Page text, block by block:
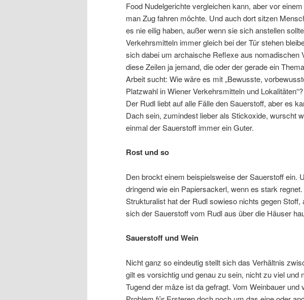
Food Nudelgerichte vergleichen kann, aber vor
man Zug fahren möchte. Und auch dort sitzen
es nie eilig haben, außer wenn sie sich anstellen
Verkehrsmitteln immer gleich bei der Tür stehen
sich dabei um archaische Reflexe aus nomadischen
diese Zeilen ja jemand, die oder der gerade ein
Arbeit sucht: Wie wäre es mit „Bewusste,
Platzwahl in Wiener Verkehrsmitteln und Lokalitäten“?
Der Rudl liebt auf alle Fälle den Sauerstoff, aber es
Dach sein, zumindest lieber als Stickoxide, wurscht
einmal der Sauerstoff immer ein Guter.
Rost und so
Den brockt einem beispielsweise der Sauerstoff ein.
dringend wie ein Papiersackerl, wenn es stark
Strukturalist hat der Rudl sowieso nichts gegen
sich der Sauerstoff vom Rudl aus über die Häuser
Sauerstoff und Wein
Nicht ganz so eindeutig stellt sich das Verhältnis
gilt es vorsichtig und genau zu sein, nicht zu viel und
Tugend der mâze ist da gefragt. Vom Weinbauer